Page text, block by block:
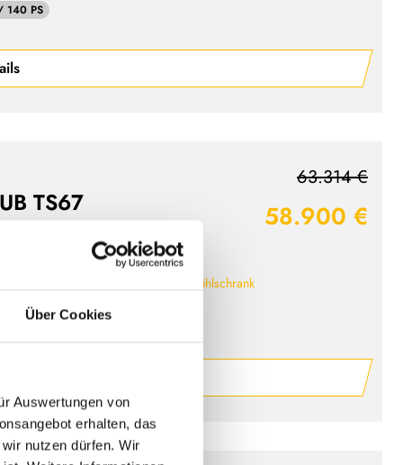
Über Cookies
Auswertungen von
erhalten, das
nutzen dürfen. Wir
140 PS
TS67 58.900 €
63.314 €
Großer Kühlschrank
140 PS